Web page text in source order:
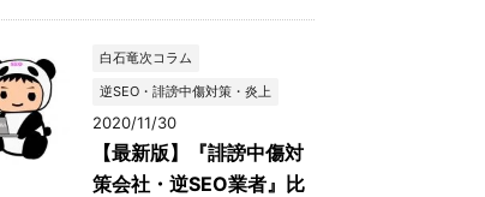
白石竜次コラム
逆SEO・誹謗中傷対策・炎上
2020/11/30
【最新版】『誹謗中傷対
策会社・逆SEO業者』比